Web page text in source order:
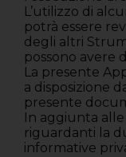
L’utilizzo di
potrà essere
degli altri
possono avere
La presente
a disposizione
presente
In aggiunta
riguardanti la
informative